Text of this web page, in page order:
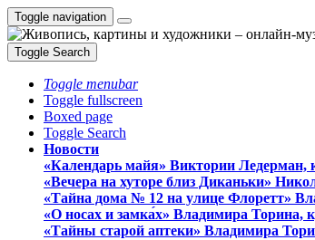
Toggle navigation
Toggle Search
Toggle menubar
Toggle fullscreen
Boxed page
Toggle Search
Новости
«Календарь майя» Виктории Ледерман,
«Вечера на хуторе близ Диканьки»
«Тайна дома № 12 на улице Флоретт»
«О носах и замка́х» Владимира Торина,
«Тайны старой аптеки» Владимира